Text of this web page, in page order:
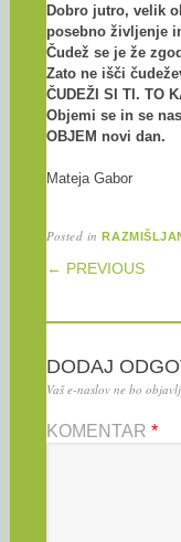
Dobro jutro, velik
posebno življenje
Čudež se je že
Zato ne išči
ČUDEŽI SI TI. TO
Objemi se in se
OBJEM novi dan.
Mateja Gabor
Posted in
POST
← PREVIOUS
DODAJ
Vaš e-naslov ne bo
KOMENTAR *